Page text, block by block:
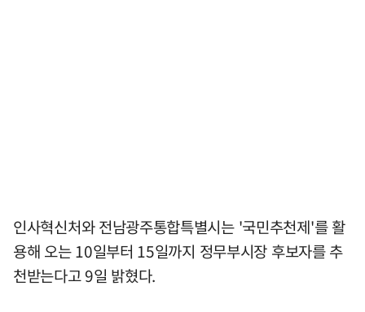
인사혁신처와 전남광주통합특별시는 '국민추천제'를 활
용해 오는 10일부터 15일까지 정무부시장 후보자를 추
천받는다고 9일 밝혔다.